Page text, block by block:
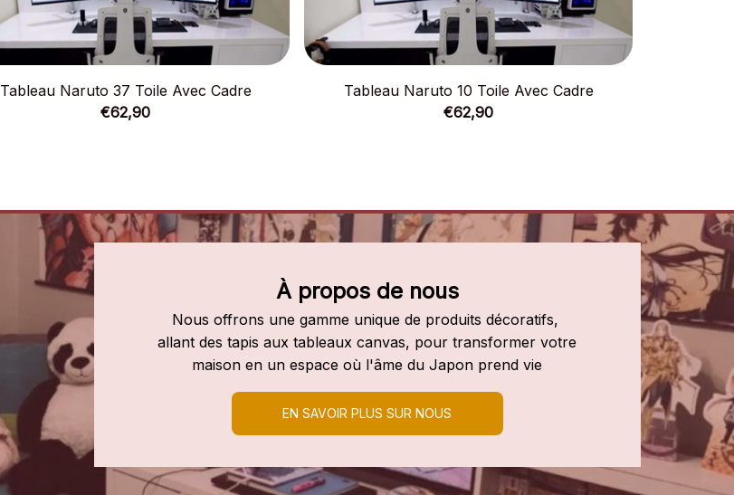
Tableau Naruto 37 Toile Avec Cadre
€62,90
Tableau Naruto 10 Toile Avec Cadre
€62,90
À propos de nous
Nous offrons une gamme unique de produits décoratifs,
allant des tapis aux tableaux canvas, pour transformer votre
maison en un espace où l'âme du Japon prend vie
EN SAVOIR PLUS SUR NOUS